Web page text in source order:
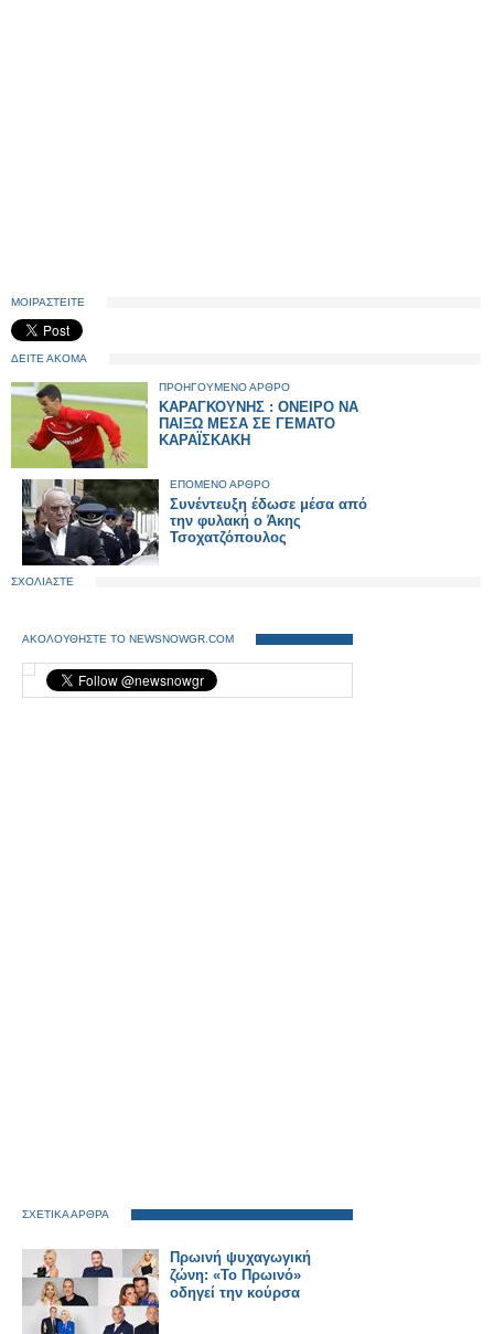
ΜΟΙΡΑΣΤΕΙΤΕ
ΔΕΙΤΕ ΑΚΟΜΑ
ΠΡΟΗΓΟΥΜΕΝΟ ΑΡΘΡΟ
ΚΑΡΑΓΚΟΥΝΗΣ : ΟΝΕΙΡΟ ΝΑ
ΠΑΙΞΩ ΜΕΣΑ ΣΕ ΓΕΜΑΤΟ
ΚΑΡΑΪΣΚΑΚΗ
ΕΠΟΜΕΝΟ ΑΡΘΡΟ
Συνέντευξη έδωσε μέσα από
την φυλακή ο Άκης
Τσοχατζόπουλος
ΣΧΟΛΙΑΣΤΕ
ΑΚΟΛΟΥΘΗΣΤΕ ΤΟ NEWSNOWGR.COM
ΣΧΕΤΙΚΑ ΑΡΘΡΑ
Πρωινή ψυχαγωγική
ζώνη: «Το Πρωινό»
οδηγεί την κούρσα